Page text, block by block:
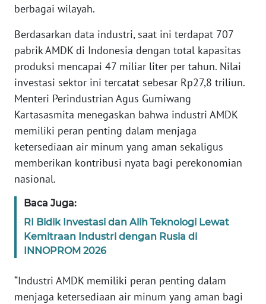
berbagai wilayah.
Berdasarkan data industri, saat ini terdapat 707
pabrik AMDK di Indonesia dengan total kapasitas
produksi mencapai 47 miliar liter per tahun. Nilai
investasi sektor ini tercatat sebesar Rp27,8 triliun.
Menteri Perindustrian Agus Gumiwang
Kartasasmita menegaskan bahwa industri AMDK
memiliki peran penting dalam menjaga
ketersediaan air minum yang aman sekaligus
memberikan kontribusi nyata bagi perekonomian
nasional.
Baca Juga:
RI Bidik Investasi dan Alih Teknologi Lewat
Kemitraan Industri dengan Rusia di
INNOPROM 2026
“Industri AMDK memiliki peran penting dalam
menjaga ketersediaan air minum yang aman bagi
IKLAN
TENTANG
PEDOMAN
MEDIA
SIBER
REDAKSI
DISCLAIMER
Wahana
Regional